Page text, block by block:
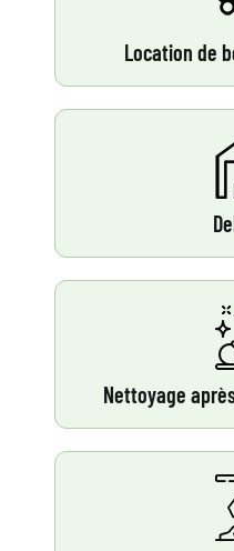
Location de
Nettoyage